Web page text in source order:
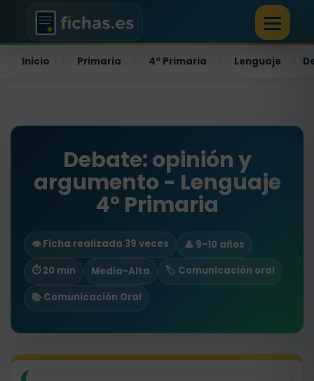
Inicio Primaria 4º Primaria Lenguaje
Debate: opinión y
argumento - Lenguaje
4º Primaria
👁️ Ficha realizada 39 veces
👤 9-10 años
⏱ 20 min
Media-Alta
🏷️ Comunicación oral
📚 Comunicación Oral